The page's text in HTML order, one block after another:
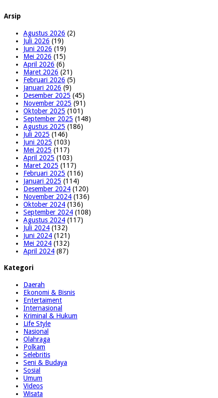
Arsip
Agustus 2026 (2)
Juli 2026 (19)
Juni 2026 (19)
Mei 2026 (15)
April 2026 (6)
Maret 2026 (21)
Februari 2026 (5)
Januari 2026 (9)
Desember 2025 (45)
November 2025 (91)
Oktober 2025 (101)
September 2025 (148)
Agustus 2025 (186)
Juli 2025 (146)
Juni 2025 (103)
Mei 2025 (117)
April 2025 (103)
Maret 2025 (117)
Februari 2025 (116)
Januari 2025 (114)
Desember 2024 (120)
November 2024 (136)
Oktober 2024 (136)
September 2024 (108)
Agustus 2024 (117)
Juli 2024 (132)
Juni 2024 (121)
Mei 2024 (132)
April 2024 (87)
Kategori
Daerah
Ekonomi & Bisnis
Entertaiment
Internasional
Kriminal & Hukum
Life Style
Nasional
Olahraga
Polkam
Selebritis
Seni & Budaya
Sosial
Umum
Videos
Wisata